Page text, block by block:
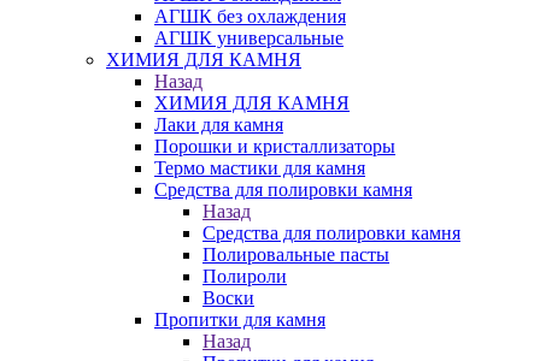
АГШК без охлаждения
АГШК универсальные
ХИМИЯ ДЛЯ КАМНЯ
Назад
ХИМИЯ ДЛЯ КАМНЯ
Лаки для камня
Порошки и кристаллизаторы
Термо мастики для камня
Средства для полировки камня
Назад
Средства для полировки камня
Полировальные пасты
Полироли
Воски
Пропитки для камня
Назад